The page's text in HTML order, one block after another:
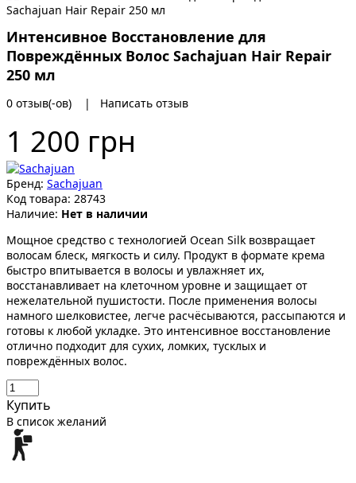
Интенсивное Восстановление для
Повреждённых Волос Sachajuan Hair Repair
250 мл
0 отзыв(-ов) | Написать отзыв
1 200 грн
Бренд: Sachajuan
Код товара: 28743
Наличие: Нет в наличии
Мощное средство с технологией Ocean Silk возвращает
волосам блеск, мягкость и силу. Продукт в формате крема
быстро впитывается в волосы и увлажняет их,
восстанавливает на клеточном уровне и защищает от
нежелательной пушистости. После применения волосы
намного шелковистее, легче расчёсываются, рассыпаются и
готовы к любой укладке. Это интенсивное восстановление
отлично подходит для сухих, ломких, тусклых и
повреждённых волос.
Купить
В список желаний